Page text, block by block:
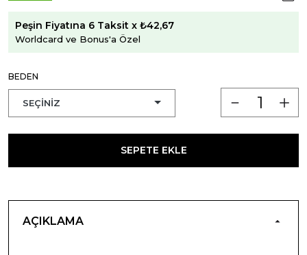
Peşin Fiyatına 6 Taksit x ₺42,67
Worldcard ve Bonus'a Özel
BEDEN
SEPETE EKLE
AÇIKLAMA